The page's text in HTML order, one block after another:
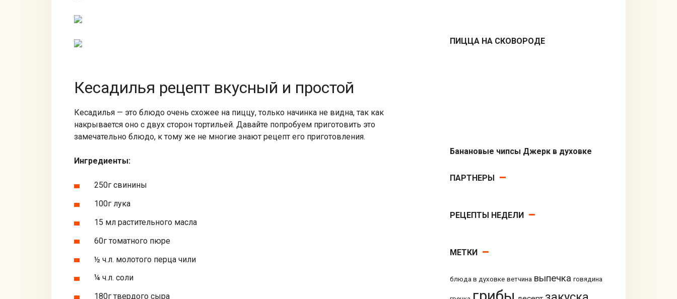
Кесадилья рецепт вкусный и простой
Кесадилья — это блюдо очень схожее на пиццу, только начинка не видна, так как
накрывается оно с двух сторон тортильей. Давайте попробуем приготовить это
замечательно блюдо, к тому же не многие знают рецепт его приготовления.
Ингредиенты:
250г свинины
100г лука
15 мл растительного масла
60г томатного пюре
½ ч.л. молотого перца чили
¼ ч.л. соли
180г твердого сыра
ПИЦЦА НА СКОВОРОДЕ
Банановые чипсы Джерк в духовке
ПАРТНЕРЫ
РЕЦЕПТЫ НЕДЕЛИ
МЕТКИ
блюда в духовке ветчина выпечка говядина